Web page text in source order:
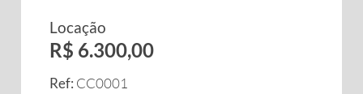
Locação
R$ 6.300,00
Ref: CC0001